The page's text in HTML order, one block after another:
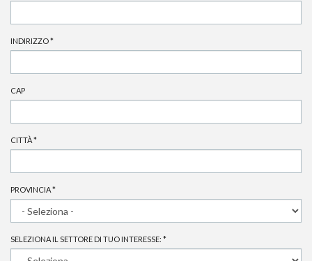
INDIRIZZO*
CAP
CITTÀ*
PROVINCIA*
SELEZIONA IL SETTORE DI TUO INTERESSE: *